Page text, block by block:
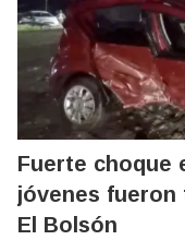
Fuerte choque
jóvenes fueron
El Bolsón